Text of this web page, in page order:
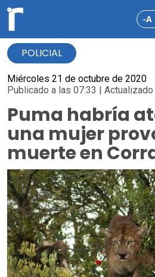
-A
POLICIAL
Miércoles 21 de octubre de 2020
Publicado a las 07:33 |
Puma habría
una mujer
muerte en